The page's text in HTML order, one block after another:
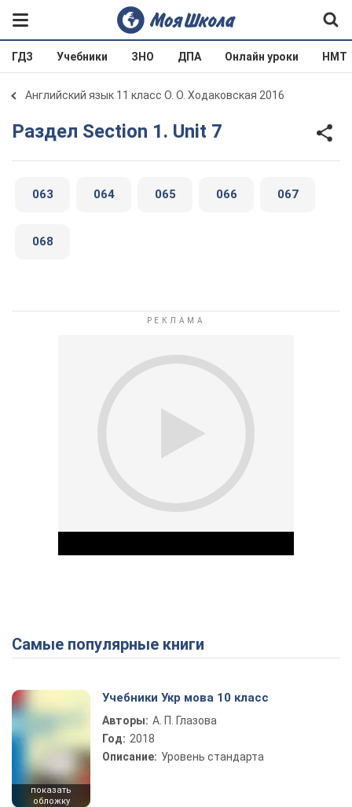
ГДЗ Учебники ЗНО ДПА Онлайн уроки НМТ
Английский язык 11 класс О. О. Ходаковская 2016
Раздел Section 1. Unit 7
063 064 065 066 067
068
Play Video
Самые популярные книги
показать
обложку
Учебники Укр мова 10 класс
Авторы: А. П. Глазова
Год: 2018
Описание: Уровень стандарта